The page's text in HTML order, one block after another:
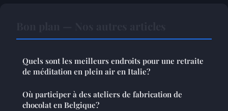
Quels sont les meilleurs endroits pour une retraite
de méditation en plein air en Italie?
Où participer à des ateliers de fabrication de
chocolat en Belgique?